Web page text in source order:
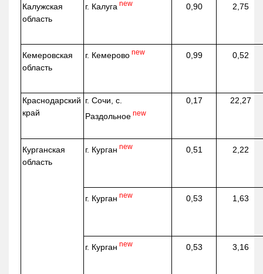
Калужская
область
г. Калуга new 0,90 2,75
Кемеровская
область
г. Кемерово new 0,99 0,52
Краснодарский
край
г. Сочи, с.
Раздольное new
0,17 22,27
Курганская
область
г. Курган new 0,51 2,22
г. Курган new 0,53 1,63
г. Курган new 0,53 3,16